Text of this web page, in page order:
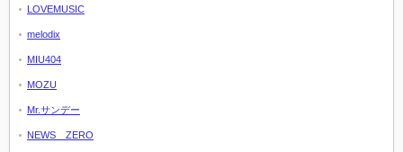
LOVEMUSIC
melodix
MIU404
MOZU
Mr.サンデー
NEWS ZERO